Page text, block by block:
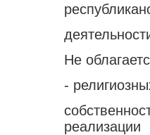
Не
-
реализации